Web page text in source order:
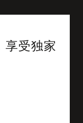
享受独家